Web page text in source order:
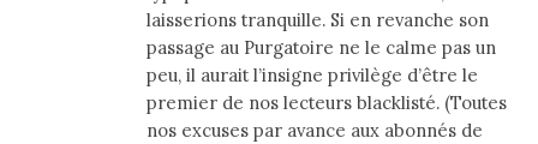
laisserions tranquille. Si en revanche son
passage au Purgatoire ne le calme pas un
peu, il aurait l’insigne privilège d’être le
premier de nos lecteurs blacklisté. (Toutes
nos excuses par avance aux abonnés de